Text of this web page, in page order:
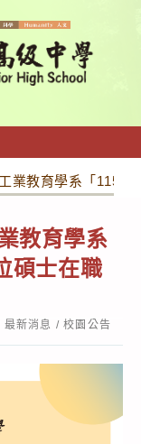
業教育學系「115
教育學系
碩士在職
最新消息 / 校園公告